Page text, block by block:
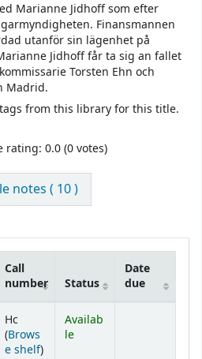
Marianne Jidhoff som efter
Finansmannen
utanför sin lägenhet på
Jidhoff får ta sig an fallet
Torsten Ehn och
Madrid.
from this library for this title.
rating: 0.0 (0 votes)
notes ( 10 )
Call
number
Status
Date
due
Hc
(Brows
e shelf(Opens below)
)
Availab
le